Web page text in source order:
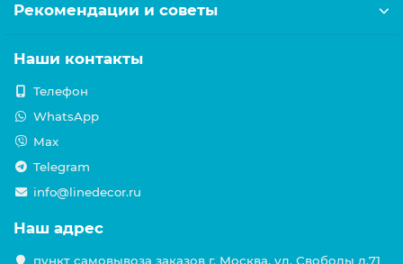
Рекомендации и советы
Наши контакты
Телефон
WhatsApp
Max
Telegram
info@linedecor.ru
Наш адрес
пункт самовывоза заказов г. Москва, ул. Свободы д.71